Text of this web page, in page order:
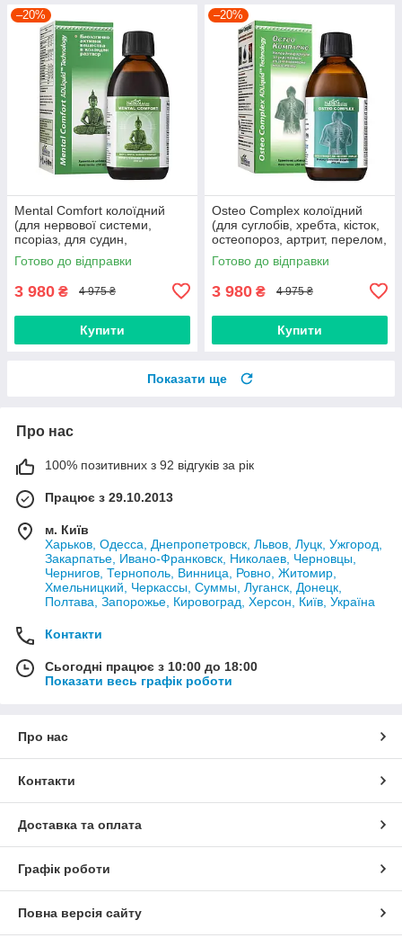
–20%
Mental Comfort колоїдний
(для нервової системи,
псоріаз, для судин,
заспокійливе, безсоння,
стрес, неврози, дистонія,
Готово до відправки
3 980 ₴ 4 975 ₴
Купити
–20%
Osteo Complex колоїдний
(для суглобів, хребта, кісток,
остеопороз, артрит, перелом,
остеоартроз, артроз, мієліт,
остеохондроз)
Готово до відправки
3 980 ₴ 4 975 ₴
Купити
Показати ще
Про нас
100% позитивних з 92 відгуків за рік
Працює з 29.10.2013
м. Київ
Харьков, Одесса, Днепропетровск, Львов, Луцк, Ужгород,
Закарпатье, Ивано-Франковск, Николаев, Черновцы,
Чернигов, Тернополь, Винница, Ровно, Житомир,
Хмельницкий, Черкассы, Суммы, Луганск, Донецк,
Полтава, Запорожье, Кировоград, Херсон, Київ, Україна
Контакти
Сьогодні працює з 10:00 до 18:00
Показати весь графік роботи
Про нас
Контакти
Доставка та оплата
Графік роботи
Повна версія сайту